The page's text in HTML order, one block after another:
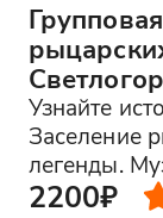
Узнайте
Заселение
легенды.
2200₽